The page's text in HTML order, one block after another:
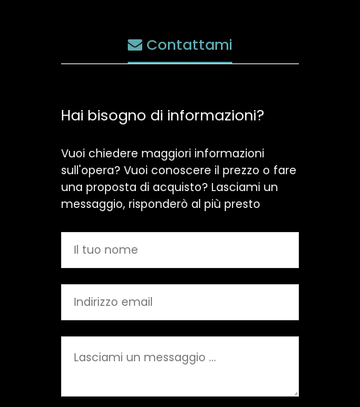
Contattami
Hai bisogno di informazioni?
Vuoi chiedere maggiori informazioni
sull'opera? Vuoi conoscere il prezzo o fare
una proposta di acquisto? Lasciami un
messaggio, risponderò al più presto